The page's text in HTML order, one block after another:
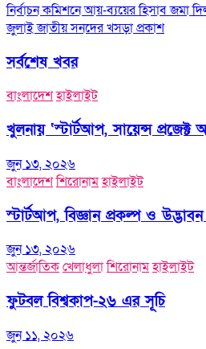
Post
navigation
নির্বাচন কমিশনে আয়-ব্যয়ের হিসাব জমা
জুলাই জাতীয় সনদের খসড়া প্রকাশ
সর্বশেষ খবর
বাংলাদেশহাইলাইট
খুলনায় ‘স্টার্টআপ, সায়েন্স
জুন ১৩, ২০২৬
বাংলাদেশশিরোনামহাইলাইট
স্টার্টআপ, বিজ্ঞান প্রকল্প ও
জুন ১৩, ২০২৬
আন্তর্জাতিকখেলাধুলাশিরোনামহাইলাইট
ফুটবল বিশ্বকাপ-২৬ এর সূচি
জুন ১১, ২০২৬